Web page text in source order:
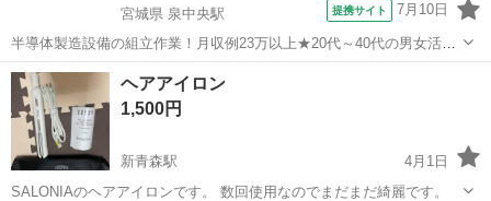
宮城県 泉中央駅
提携サイト 7月10日
半導体製造設備の組立作業！月収例23万以上★20代～40代の男女活躍
中中！社会保険完備！送迎あり！◎マイカー通勤OK＆無料駐車場完
備！作業着無償貸与◎食堂利用可★《宮城県黒川郡大和町》 人気の工
場のお仕事 ◇半導体製造設備...
宮城 泉中央駅 その他
ヘアアイロン
1,500円
新青森駅
4月1日
SALONIAのヘアアイロンです。 数回使用なのでまだまだ綺麗です。